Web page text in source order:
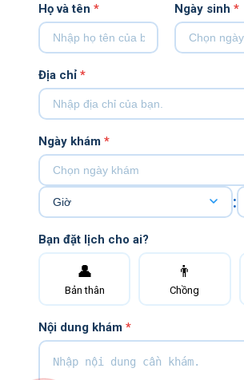
Họ và tên * Ngày sinh*
Địa chỉ *
Ngày khám *
:
Bạn đặt lịch cho ai?
👤
Bản thân
👨
Chồng
Nội dung khám *